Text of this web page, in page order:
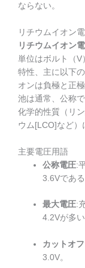
ならない。
リチウムイオン
リチウムイオン
単位はボルト（V
特性、主に以下
オンは負極と正
池は通常、公称で
化学的性質（リ
ウム[LCO]など）
主要電圧用語
公称電圧:
3.6Vであ
最大電圧:
4.2Vが多
カットオ
3.0V。